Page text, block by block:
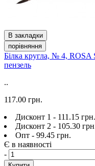
В закладки
порівняння
Білка кругла, № 4, ROSA
пензель
..
117.00 грн.
Дисконт 1 - 111.15 грн.
Дисконт 2 - 105.30
Опт - 99.45 грн.
Є в наявності
-